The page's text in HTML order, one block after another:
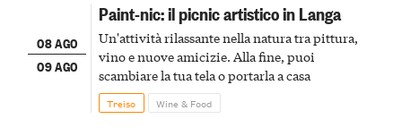
08 AGO
09 AGO
Paint-nic: il picnic artistico in Langa
Un'attività rilassante nella natura tra pittura,
vino e nuove amicizie. Alla fine, puoi
scambiare la tua tela o portarla a casa
Treiso Wine & Food